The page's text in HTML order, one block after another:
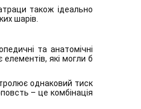
також ідеально
шарів.
та анатомічні
які могли б
однаковий тиск
– це комбінація